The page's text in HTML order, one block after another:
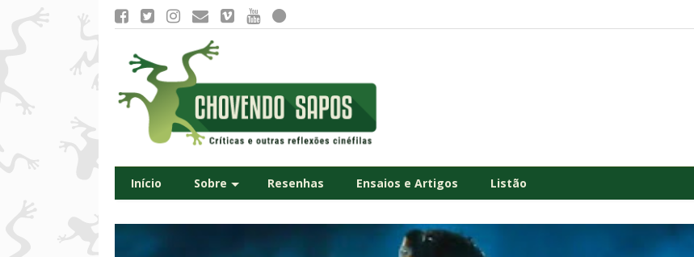
Início Sobre Resenhas Ensaios e Artigos Listão